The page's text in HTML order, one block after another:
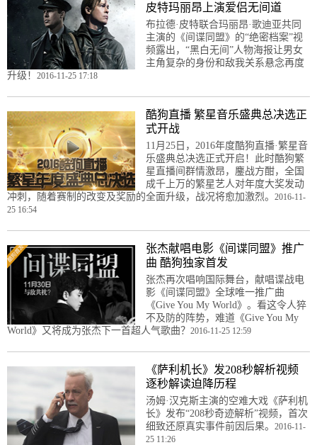
皮特玛丽昂上演爱侣无间道
布拉德·皮特联合玛丽昂·歌迪亚共同
主演的《间谍同盟》的“绝密档案”视
频露出，“黑白无间”人物海报让男女
主角复杂的身份和敌我关系悬念再度
升级！ 2016-11-25 17:18
酷狗直播 繁星音乐盛典总决选正
式开战
11月25日，2016年度酷狗直播·繁星音
乐盛典总决选正式开启！此时酷狗繁
星直播间群情激昂，鏖战方酣，全国
成千上万的繁星艺人对年度大奖发动
冲刺，随着赛制的改变及奖励的全面升级，战况将愈加激烈。 2016-11-
25 16:54
张杰献唱电影《间谍同盟》推广
曲 酷狗独家首发
张杰再次唱响国际舞台，献唱谍战电
影《间谍同盟》全球唯一推广曲
《Give You My World》。看这令人猝
不及防的阵势，难道《Give You My
World》又将成为张杰下一首超人气歌曲？ 2016-11-25 12:59
《萨利机长》发208秒解析视频
逐秒解读迫降历程
汤姆·汉克斯主演的空难大戏《萨利机
长》发布“208秒奇迹解析”视频，首次
细致还原真实事件前因后果。 2016-11-
25 11:26